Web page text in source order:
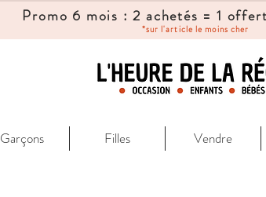
Promo 6 mois : 2 achetés = 1
*sur l'article le moins cher
Garçons Filles Vendre